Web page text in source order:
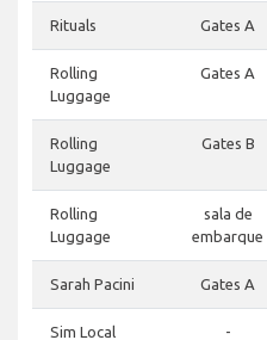
Rituals Gates A
Rolling
Luggage
Gates A
Rolling
Luggage
Gates B
Rolling
Luggage
sala de
embarque
Sarah Pacini Gates A
Sim Local -